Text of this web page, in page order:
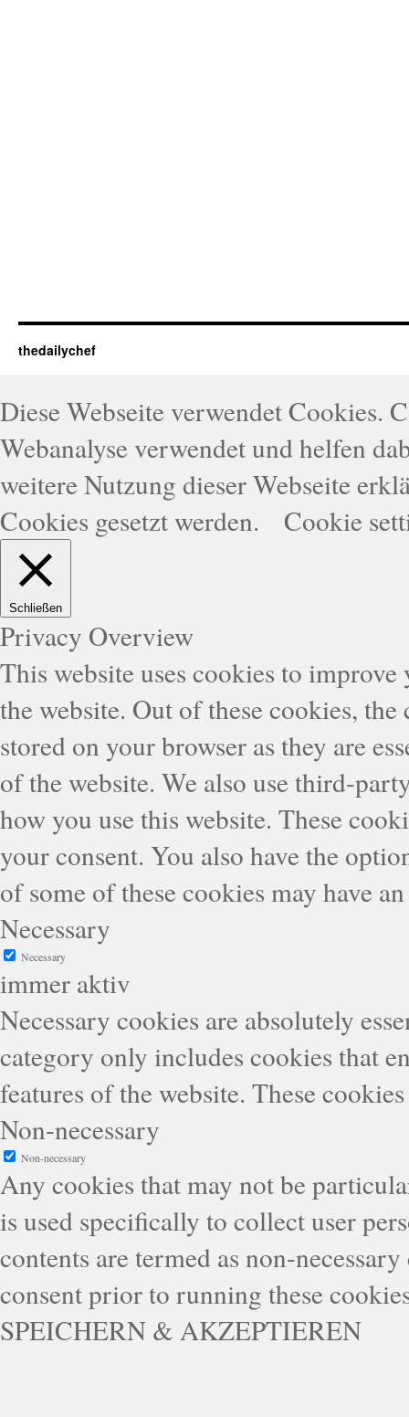
thedailychef
Diese Webseite verwendet Cookies.
Webanalyse verwendet und helfen
weitere Nutzung dieser Webseite
Cookies gesetzt werden.
Cookie
Schließen
Privacy Overview
This website uses cookies to
the website. Out of these cookies,
stored on your browser as they are
of the website. We also use third-
how you use this website. These
your consent. You also have the
of some of these cookies may have
Necessary
Necessary
immer aktiv
Necessary cookies are absolutely
category only includes cookies that
features of the website. These
Non-necessary
Non-necessary
Any cookies that may not be
is used specifically to collect user
contents are termed as non-
consent prior to running these
SPEICHERN & AKZEPTIEREN